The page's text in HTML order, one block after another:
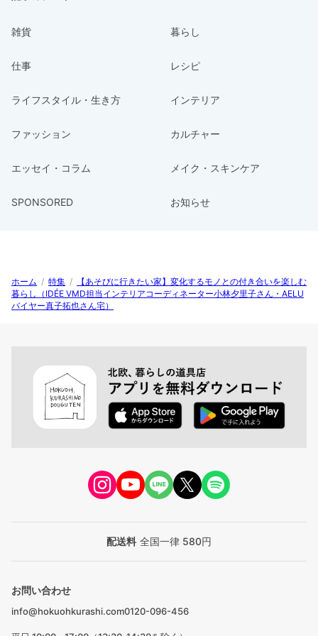
雑貨 暮らし
仕事 レシピ
ライフスタイル・生き方 インテリア
ファッション カルチャー
エッセイ・コラム メイク・スキンケア
SPONSORED お知らせ
ホーム / 特集 /
【あそびに行きたい家】変化するモノとの付き合いを楽しむ
暮らし（IDÉE VMD担当インテリアコーディネーター小林夕里子さん・AELU
バイヤー真子拓也さん宅）
配送料 全国一律 580円
お問い合わせ
info@hokuohkurashi.com0120-096-456